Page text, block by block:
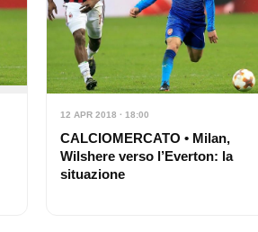
12 APR 2018 · 18:00
CALCIOMERCATO • Milan,
Wilshere verso l’Everton: la
situazione